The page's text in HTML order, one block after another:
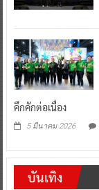
คึกคักต่อเนื่อง
5 มีนาคม 2026
บันเทิง